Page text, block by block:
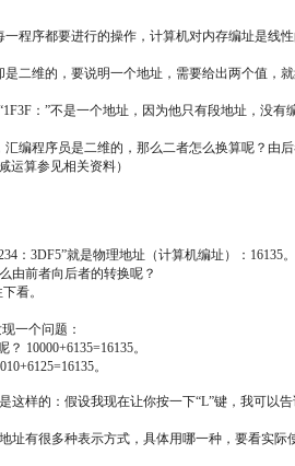
程序都要进行的操作，计算机对内存编址是线
二维的，要说明一个地址，需要给出两个值，
：”不是一个地址，因为他只有段地址，没有
编程序员是二维的，那么二者怎么换算呢？由
运算参见相关资料）
：3DF5”就是物理地址（计算机编址）：16135。
由前者向后者的转换呢？
看。
一个问题：
10000+6135=16135。
。
样的：假设我现在让你按一下“L”键，我可以
有很多种表示方式，具体用哪一种，要看实际